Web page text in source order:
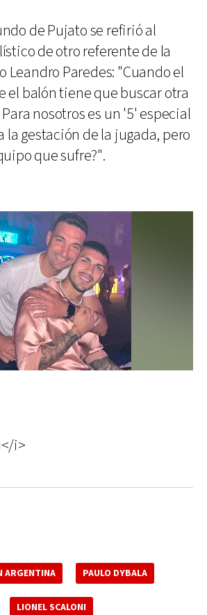
de Pujato se refirió al
de otro referente de la
Leandro Paredes: "Cuando el
el balón tiene que buscar otra
nosotros es un '5' especial
la gestación de la jugada, pero
que sufre?".
i>
ARGENTINA PAULO DYBALA
LIONEL SCALONI